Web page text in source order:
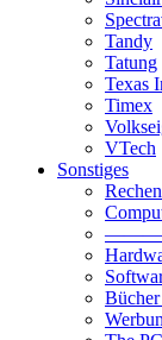
Tandy
Tatung
Texas
Timex
VTech
Sonstiges